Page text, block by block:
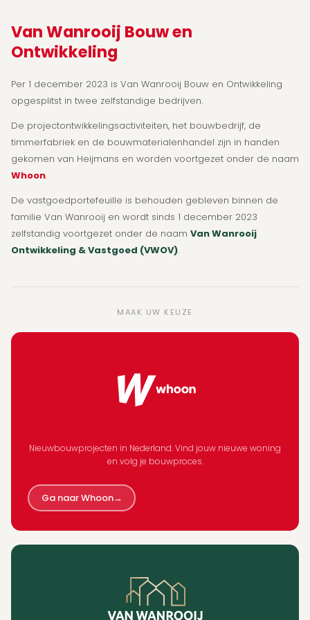
Van Wanrooij Bouw en
Ontwikkeling
Per 1 december 2023 is Van Wanrooij Bouw en Ontwikkeling
opgesplitst in twee zelfstandige bedrijven.
De projectontwikkelingsactiviteiten, het bouwbedrijf, de
timmerfabriek en de bouwmaterialenhandel zijn in handen
gekomen van Heijmans en worden voortgezet onder de naam
Whoon.
De vastgoedportefeuille is behouden gebleven binnen de
familie Van Wanrooij en wordt sinds 1 december 2023
zelfstandig voortgezet onder de naam Van Wanrooij
Ontwikkeling & Vastgoed (VWOV).
MAAK UW KEUZE
Nieuwbouwprojecten in Nederland. Vind jouw nieuwe woning
en volg je bouwproces.
Ga naar Whoon→